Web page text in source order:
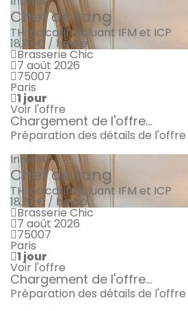
Chef de rang
TH indicatif incluant IFM et ICP
18.15 € / heure
Brasserie Chic
7 août 2026
75007
Paris
1 jour
Voir l'offre
Chargement de l'offre...
Préparation des détails de l'offre
Intérim
Chef de rang
TH indicatif incluant IFM et ICP
18.15 € / heure
Brasserie Chic
7 août 2026
75007
Paris
1 jour
Voir l'offre
Chargement de l'offre...
Préparation des détails de l'offre